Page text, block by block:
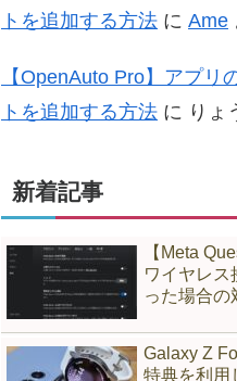
トを追加する方法 に Ame
【OpenAuto Pro】アプリ
トを追加する方法 に りょ
新着記事
【Meta
ワイヤレス
った場合の
Galaxy Z
特典を利用